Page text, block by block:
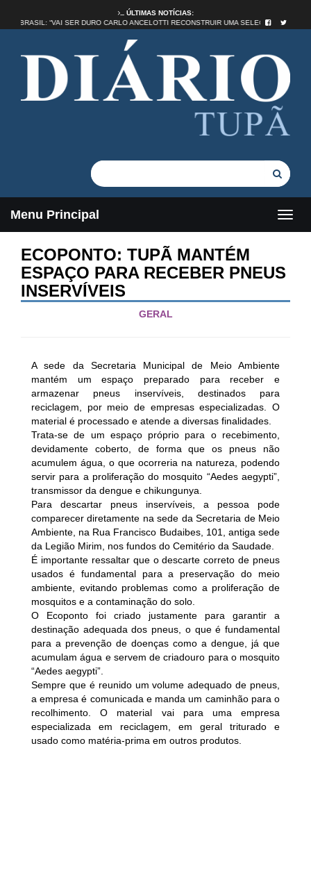
ÚLTIMAS NOTÍCIAS:
NO BRASIL: “VAI SER DURO CARLO ANCELOTTI RECONSTRUIR UMA SELEÇÃO”
Menu Principal
ECOPONTO: TUPÃ MANTÉM
ESPAÇO PARA RECEBER PNEUS
INSERVÍVEIS
GERAL
A sede da Secretaria Municipal de Meio Ambiente
mantém um espaço preparado para receber e
armazenar pneus inservíveis, destinados para
reciclagem, por meio de empresas especializadas. O
material é processado e atende a diversas finalidades.
Trata-se de um espaço próprio para o recebimento,
devidamente coberto, de forma que os pneus não
acumulem água, o que ocorreria na natureza, podendo
servir para a proliferação do mosquito “Aedes aegypti”,
transmissor da dengue e chikungunya.
Para descartar pneus inservíveis, a pessoa pode
comparecer diretamente na sede da Secretaria de Meio
Ambiente, na Rua Francisco Budaibes, 101, antiga sede
da Legião Mirim, nos fundos do Cemitério da Saudade.
É importante ressaltar que o descarte correto de pneus
usados é fundamental para a preservação do meio
ambiente, evitando problemas como a proliferação de
mosquitos e a contaminação do solo.
O Ecoponto foi criado justamente para garantir a
destinação adequada dos pneus, o que é fundamental
para a prevenção de doenças como a dengue, já que
acumulam água e servem de criadouro para o mosquito
“Aedes aegypti”.
Sempre que é reunido um volume adequado de pneus,
a empresa é comunicada e manda um caminhão para o
recolhimento. O material vai para uma empresa
especializada em reciclagem, em geral triturado e
usado como matéria-prima em outros produtos.